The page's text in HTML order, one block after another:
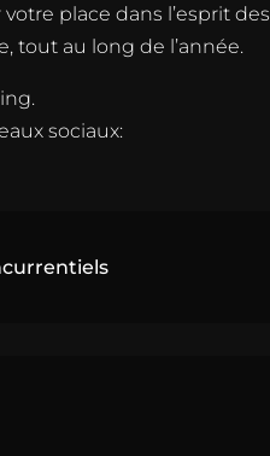
place dans l’esprit des
tout au long de l’année.
sociaux: